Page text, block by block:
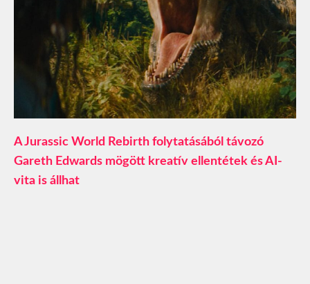
A Jurassic World Rebirth folytatásából távozó
Gareth Edwards mögött kreatív ellentétek és AI-
vita is állhat